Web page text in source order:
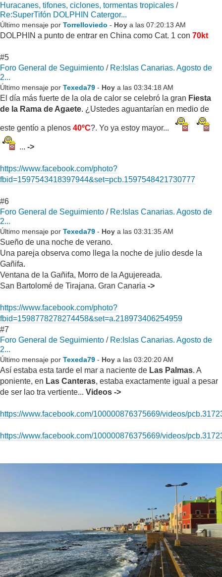
Huracanes, tifones, ciclones, tormentas tropicales /
Re:SuperTifón DOLPHIN Catergor...
Último mensaje por Torrelloviedo - Hoy a las 07:20:13 AM
DOLPHIN a punto de entrar en China como Cat. 1 con 70kt
#5
Foro General de Seguimiento / Re:Islas Canarias. Agosto de
2...
Último mensaje por Texeda79 - Hoy a las 03:34:18 AM
El día más fuerte de la ola de calor se celebró la gran Fiesta
de la Rama de Agaete. ¿Ustedes aguantarían en medio de
este gentío a plenos 40ºC?. Yo ya estoy mayor...
... ->
https://www.facebook.com/photo?
fbid=1597543418397944&set=pcb.1597548421730777
#6
Foro General de Seguimiento / Re:Islas Canarias. Agosto de
2...
Último mensaje por Texeda79 - Hoy a las 03:31:35 AM
Sueño de una noche de verano.
Una pareja observa como llega la noche de julio desde la
Gañifa.
Ventana de la Gañifa, Morro de la Agujereada.
San Bartolomé de Tirajana. Gran Canaria ->
https://www.facebook.com/photo?
fbid=1598778278274458&set=a.218973406254959
#7
Foro General de Seguimiento / Re:Islas Canarias. Agosto de
2...
Último mensaje por Texeda79 - Hoy a las 03:20:20 AM
Así estaba esta tarde el mar a naciente de Las Palmas. A
poniente, en Las Canteras, estaba exactamente igual a pesar
de ser lao tra vertiente... Videos ->
https://www.facebook.com/100000876375669/videos/
https://www.facebook.com/100000876375669/videos/